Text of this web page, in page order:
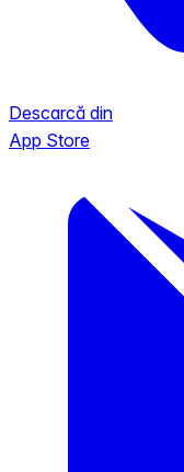
Descarcă din
App Store